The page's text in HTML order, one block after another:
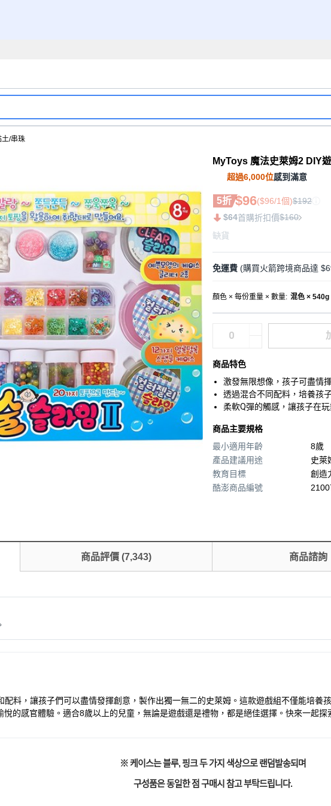
土/串珠
MyToys 魔法史萊姆2 DIY
超過6,000位感到滿意
5折 $96($96/1個)$192
$64首購折扣價$160
缺貨
免運費 (購買火箭跨境商品達
顏色 × 每份重量 × 數量: 混色 × 540g
商品特色
激發無限想像，孩子可盡情
透過混合不同配料，培養孩
柔軟Q彈的觸感，讓孩子在
商品主要規格
最小適用年齡
8歲
產品建議用途
史萊
教育目標
創造
酷澎商品編號
商品評價 (7,343) 商品諮詢
配料，讓孩子們可以盡情發揮創意，製作出獨一無二的史萊姆。這款遊戲組不僅能培
的感官體驗。適合8歲以上的兒童，無論是遊戲還是禮物，都是絕佳選擇。快來一起探
※ 케이스는 블루, 핑크 두 가지 색상으로 랜덤발송되며
구성품은 동일한 점 구매시 참고 부탁드립니다.